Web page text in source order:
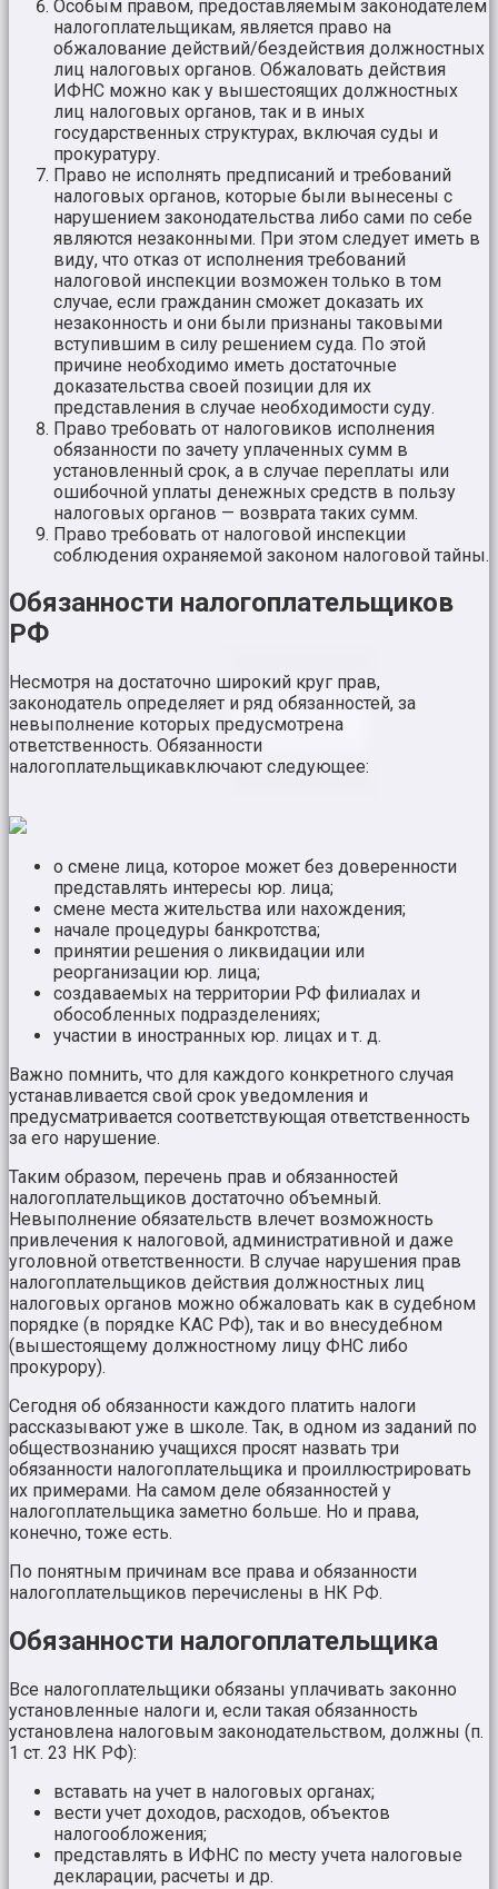
Особым правом, предоставляемым законодателем
налогоплательщикам, является право на
обжалование действий/бездействия должностных
лиц налоговых органов. Обжаловать действия
ИФНС можно как у вышестоящих должностных
лиц налоговых органов, так и в иных
государственных структурах, включая суды и
прокуратуру.
Право не исполнять предписаний и требований
налоговых органов, которые были вынесены с
нарушением законодательства либо сами по себе
являются незаконными. При этом следует иметь в
виду, что отказ от исполнения требований
налоговой инспекции возможен только в том
случае, если гражданин сможет доказать их
незаконность и они были признаны таковыми
вступившим в силу решением суда. По этой
причине необходимо иметь достаточные
доказательства своей позиции для их
представления в случае необходимости суду.
Право требовать от налоговиков исполнения
обязанности по зачету уплаченных сумм в
установленный срок, а в случае переплаты или
ошибочной уплаты денежных средств в пользу
налоговых органов — возврата таких сумм.
Право требовать от налоговой инспекции
соблюдения охраняемой законом налоговой тайны.
Обязанности налогоплательщиков
РФ
Несмотря на достаточно широкий круг прав,
законодатель определяет и ряд обязанностей, за
невыполнение которых предусмотрена
ответственность. Обязанности
налогоплательщикавключают следующее:
о смене лица, которое может без доверенности
представлять интересы юр. лица;
смене места жительства или нахождения;
начале процедуры банкротства;
принятии решения о ликвидации или
реорганизации юр. лица;
создаваемых на территории РФ филиалах и
обособленных подразделениях;
участии в иностранных юр. лицах и т. д.
Важно помнить, что для каждого конкретного случая
устанавливается свой срок уведомления и
предусматривается соответствующая ответственность
за его нарушение.
Таким образом, перечень прав и обязанностей
налогоплательщиков достаточно объемный.
Невыполнение обязательств влечет возможность
привлечения к налоговой, административной и даже
уголовной ответственности. В случае нарушения прав
налогоплательщиков действия должностных лиц
налоговых органов можно обжаловать как в судебном
порядке (в порядке КАС РФ), так и во внесудебном
(вышестоящему должностному лицу ФНС либо
прокурору).
Сегодня об обязанности каждого платить налоги
рассказывают уже в школе. Так, в одном из заданий по
обществознанию учащихся просят назвать три
обязанности налогоплательщика и проиллюстрировать
их примерами. На самом деле обязанностей у
налогоплательщика заметно больше. Но и права,
конечно, тоже есть.
По понятным причинам все права и обязанности
налогоплательщиков перечислены в НК РФ.
Обязанности налогоплательщика
Все налогоплательщики обязаны уплачивать законно
установленные налоги и, если такая обязанность
установлена налоговым законодательством, должны (п.
1 ст. 23 НК РФ):
вставать на учет в налоговых органах;
вести учет доходов, расходов, объектов
налогообложения;
представлять в ИФНС по месту учета налоговые
декларации, расчеты и др.